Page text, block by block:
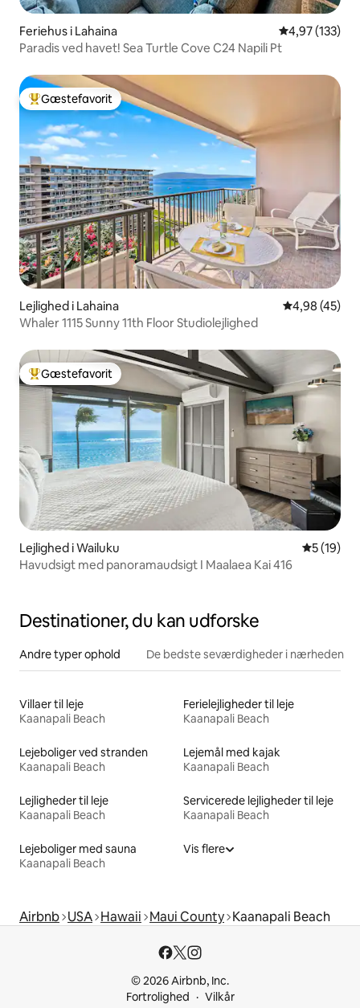
Feriehus i Lahaina 4,97 ud af 5 i
4,97 (133)
Paradis ved havet! Sea Turtle Cove C24 Napili Pt
Bedste gæstefavorit
Gæstefavorit
Lejlighed i Lahaina 4,98 ud af 5 i
4,98 (45)
Whaler 1115 Sunny 11th Floor Studiolejlighed
Bedste gæstefavorit
Gæstefavorit
Lejlighed i Wailuku 5 ud af 5 i
5 (19)
Havudsigt med panoramaudsigt I Maalaea Kai 416
Destinationer, du kan udforske
Andre typer ophold De bedste seværdigheder i nærheden
Villaer til leje
Kaanapali Beach
Ferielejligheder til leje
Kaanapali Beach
Lejeboliger ved stranden
Kaanapali Beach
Lejemål med kajak
Kaanapali Beach
Lejligheder til leje
Kaanapali Beach
Servicerede lejligheder til leje
Kaanapali Beach
Lejeboliger med sauna
Kaanapali Beach
Vis flere
Airbnb USA Hawaii Maui County Kaanapali Beach
© 2026 Airbnb, Inc.
Fortrolighed
Vilkår